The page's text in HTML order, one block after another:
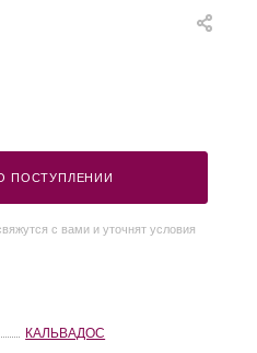
ПОСТУПЛЕНИИ
с вами и уточнят условия
КАЛЬВАДОС